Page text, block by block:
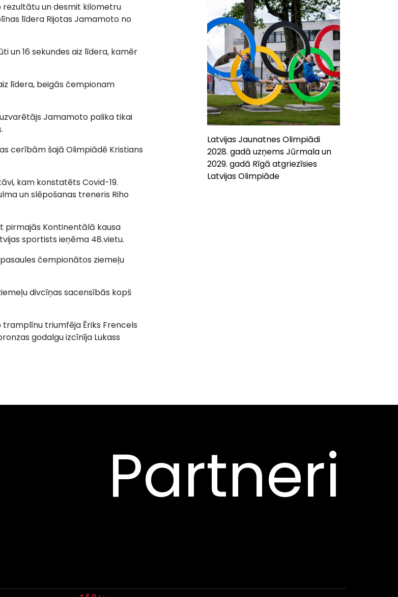
rezultātu un desmit kilometru
līdera Rijotas Jamamoto no
un 16 sekundes aiz līdera, kamēr
līdera, beigās čempionam
Jamamoto palika tikai
cerībām šajā Olimpiādē Kristians
kam konstatēts Covid-19.
un slēpošanas treneris Riho
pirmajās Kontinentālā kausa
sportists ieņēma 48.vietu.
čempionātos ziemeļu
divcīņas sacensībās kopš
triumfēja Ēriks Frencels
godalgu izcīnīja Lukass
Latvijas Jaunatnes Olimpiādi
2028. gadā uzņems Jūrmala un
2029. gadā Rīgā atgriezīsies
Latvijas Olimpiāde
Partneri